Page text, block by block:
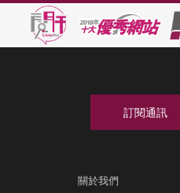
關於我們